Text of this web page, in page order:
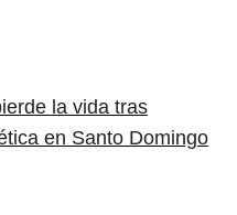
la vida tras
en Santo Domingo